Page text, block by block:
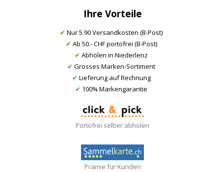
Ihre Vorteile
✔ Nur 5.90 Versandkosten (B-Post)
✔ Ab 50.- CHF portofrei (B-Post)
✔ Abholen in Niederlenz
✔ Grosses Marken-Sortiment
✔ Lieferung auf Rechnung
✔ 100% Markengarantie
Portofrei selber abholen
Prämie für Kunden